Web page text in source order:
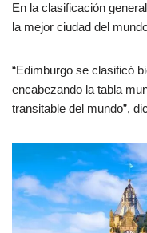
En la clasificación
la mejor ciudad del
“Edimburgo se clasificó
encabezando la tabla
transitable del mundo”,